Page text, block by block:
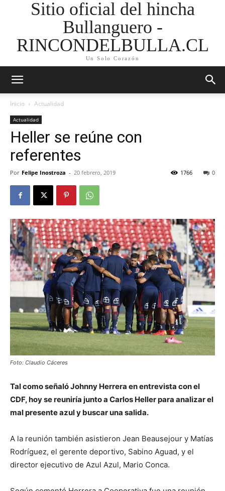
Sitio oficial del hincha
Bullanguero -
RINCONDELBULLA.CL
Un Solo Corazón
Inicio Actualidad
Actualidad
Heller se reúne con
referentes
Por Felipe Inostroza - 20 febrero, 2019 0
1766
Foto: Claudio Cáceres
Tal como señaló Johnny Herrera en entrevista con el
CDF, hoy se reuniría junto a Carlos Heller para analizar el
mal presente azul y buscar una salida.
A la reunión también asistieron Jean Beausejour y Matías
Rodríguez, el gerente deportivo, Sabino Aguad, y el
director ejecutivo de Azul Azul, Mario Conca.